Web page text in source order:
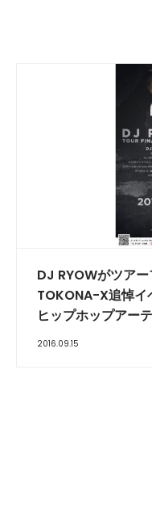
DJ RYOWがツア
TOKONA-X追悼イ
ヒップホップアー
2016.09.15